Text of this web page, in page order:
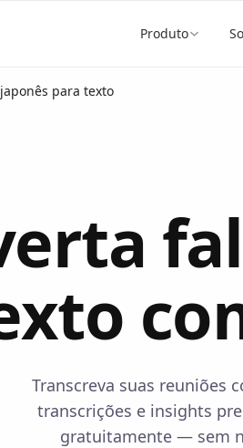
Produto
para texto
Transcreva suas reuniões
transcrições e insights
gratuitamente — sem